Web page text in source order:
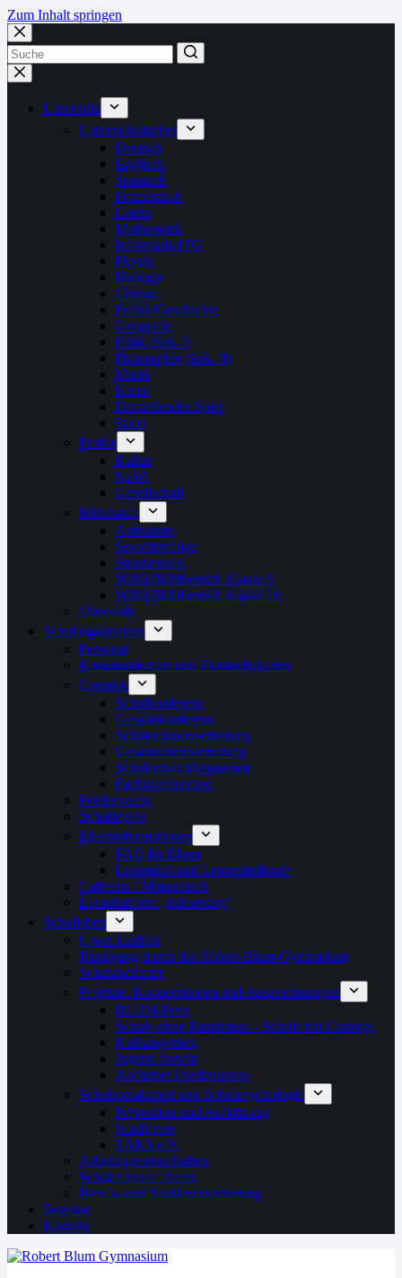
Zum Inhalt springen
Unterricht
Unterrichtsfächer
Deutsch
Englisch
Spanisch
Französisch
Latein
Mathematik
Informatik/ITG
Physik
Biologie
Chemie
Politik/Geschichte
Geografie
Ethik (Sek. I)
Philosophie (Sek. II)
Musik
Kunst
Darstellendes Spiel
Sport
Profile
Kultur
NaWi
Gesellschaft
Mittelstufe
Aufnahme
Sprachenfolge
Stundentafel
Wahlpflichtbereich Klasse 9
Wahlpflichtbereich Klasse 10
Oberstufe
Schulorganisation
Personal
Kommunikation und Zuständigkeiten
Gremien
Schulkonferenz
Gesamtkonferenz
Schüler:innenvertretung
Gesamtelternvertretung
Schulentwicklungsteam
Fachkonferenzen
Förderverein
Schulregeln
Elterninformationen
FAQ für Eltern
Lernmittel und Lernmittelfonds
Caféteria / Mittagstisch
Lernplattform „itslearning“
Schulleben
Unser Leitbild
Rundgang durch das Robert-Blum-Gymnasium
Schutzkonzept
Projekte, Kooperationen und Auszeichnungen
BLUM-Preis
Schule ohne Rassismus – Schule mit Courage
Kulturagenten
Jugend forscht
Aachener Friedenspreis
Schulsozialarbeit und Schulpsychologie
Prävention und Aufklärung
Notdienste
TÄKS e.V.
Arbeitsgemeinschaften
Schüler:innenfahrten
Berufs- und Studienorientierung
Termine
Kontakt